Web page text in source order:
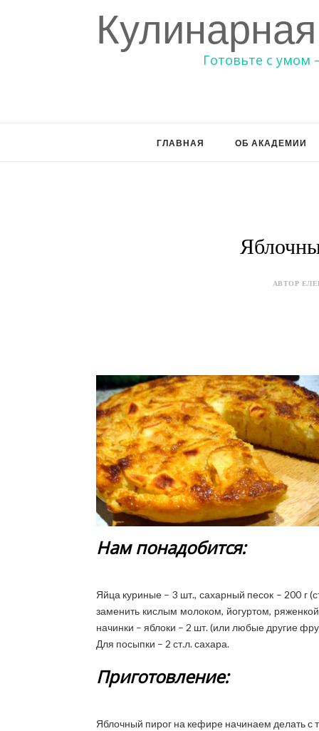
Готовьте с умом
ГЛАВНАЯ ОБ АКАДЕМИИ
АВТОР
Нам понадобится:
Яйца куриные – 3 шт., сахарный песок – 200 г
заменить кислым молоком, йогуртом,
начинки – яблоки – 2 шт. (или любые другие
Для посыпки – 2 ст.л. сахара.
Приготовление:
Яблочный пирог на кефире начинаем делать с